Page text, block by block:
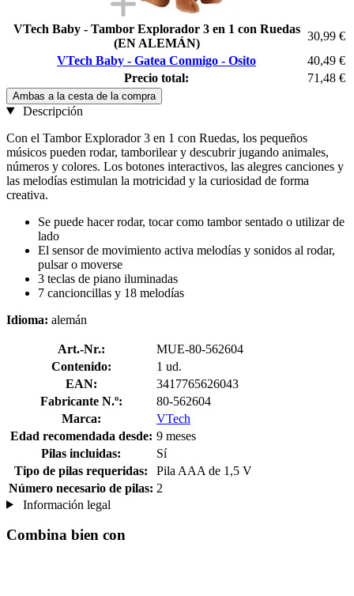
VTech Baby - Tambor Explorador 3 en 1 con Ruedas
(EN ALEMÁN)
30,99 €
VTech Baby - Gatea Conmigo - Osito
40,49 €
Precio total:
71,48 €
Ambas a la cesta de la compra
Descripción
Con el Tambor Explorador 3 en 1 con Ruedas, los pequeños
músicos pueden rodar, tamborilear y descubrir jugando animales,
números y colores. Los botones interactivos, las alegres canciones y
las melodías estimulan la motricidad y la curiosidad de forma
creativa.
Se puede hacer rodar, tocar como tambor sentado o utilizar de
lado
El sensor de movimiento activa melodías y sonidos al rodar,
pulsar o moverse
3 teclas de piano iluminadas
7 cancioncillas y 18 melodías
Idioma: alemán
Art.-Nr.:
MUE-80-562604
Contenido:
1 ud.
EAN:
3417765626043
Fabricante N.º:
80-562604
Marca:
VTech
Edad recomendada desde: 9 meses
Pilas incluidas:
Sí
Tipo de pilas requeridas:
Pila AAA de 1,5 V
Número necesario de pilas: 2
Información legal
Combina bien con